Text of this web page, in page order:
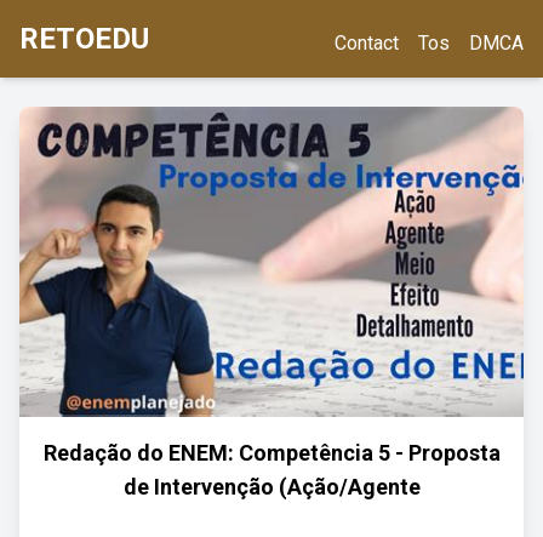
RETOEDU Contact Tos DMCA
Redação do ENEM: Competência 5 - Proposta
de Intervenção (Ação/Agente